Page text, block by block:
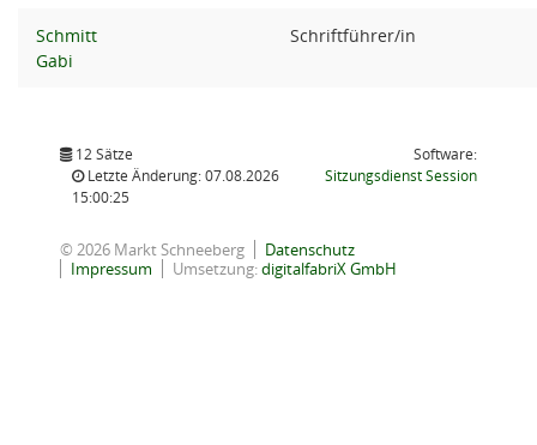
Schmitt
Gabi
Schriftführer/in
12 Sätze
Letzte Änderung: 07.08.2026
15:00:25
Software:
SitzungsdienstSession(Wird in
© 2026 Markt Schneeberg
Datenschutz
Impressum
Umsetzung:digitalfabriX GmbH